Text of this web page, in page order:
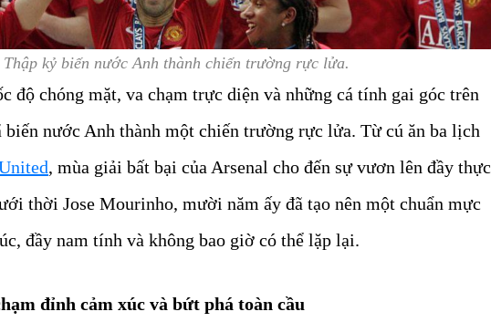
Thập kỷ biến nước Anh thành chiến trường rực lửa.
độ chóng mặt, va chạm trực diện và những cá tính gai góc trên
biến nước Anh thành một chiến trường rực lửa. Từ cú ăn ba lịch
, mùa giải bất bại của Arsenal cho đến sự vươn lên đầy thực
thời Jose Mourinho, mười năm ấy đã tạo nên một chuẩn mực
đầy nam tính và không bao giờ có thể lặp lại.
đỉnh cảm xúc và bứt phá toàn cầu